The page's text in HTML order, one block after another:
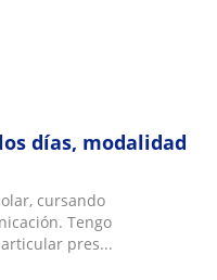
días, modalidad
cursando
Tengo
pres...